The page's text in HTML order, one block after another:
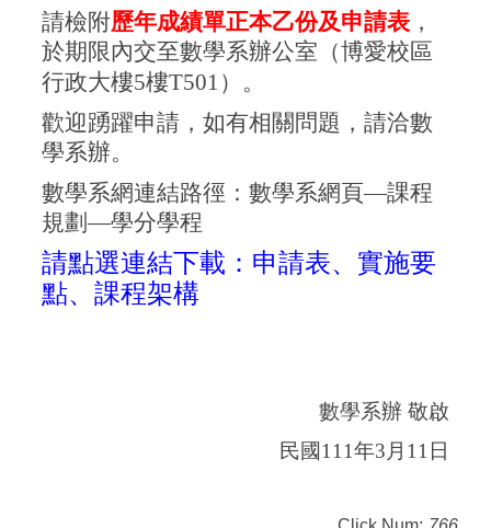
請檢附歷年成績單正本乙份及申請表 ，
於期限內交至數學系辦公室（博愛校區
行政大樓5樓T501）。
歡迎踴躍申請，如有相關問題，請洽數
學系辦。
數學系網連結路徑：數學系網頁—課程
規劃—學分學程
請點選連結下載：申請表、實施要
點、課程架構
數學系辦 敬啟
民國111年3月11日